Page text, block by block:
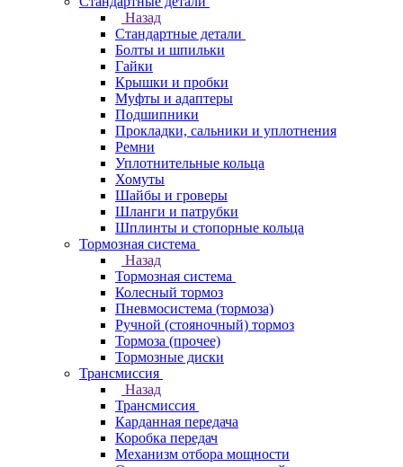
Назад
Стандартные детали
Болты и шпильки
Гайки
Крышки и пробки
Муфты и адаптеры
Подшипники
Прокладки, сальники и уплотнения
Ремни
Уплотнительные кольца
Хомуты
Шайбы и гроверы
Шланги и патрубки
Шплинты и стопорные кольца
Тормозная система
Назад
Тормозная система
Колесный тормоз
Пневмосиcтема (тормоза)
Ручной (стояночный) тормоз
Тормоза (прочее)
Тормозные диски
Трансмиссия
Назад
Трансмиссия
Карданная передача
Коробка передач
Механизм отбора мощности